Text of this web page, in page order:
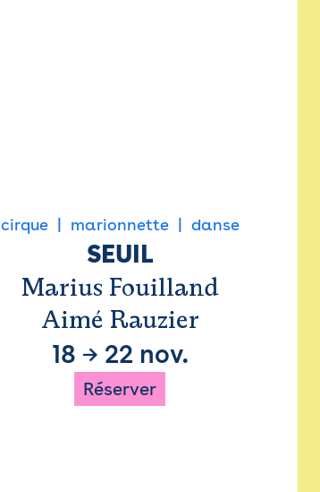
cirque marionnette danse
SEUIL
Marius Fouilland
Aimé Rauzier
18 → 22 nov.
Réserver